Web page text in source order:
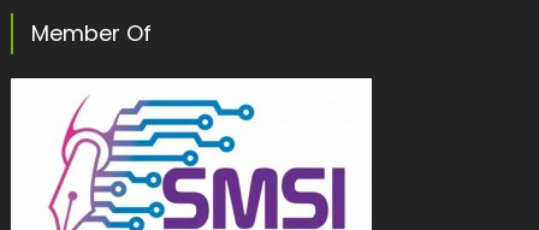
Member Of